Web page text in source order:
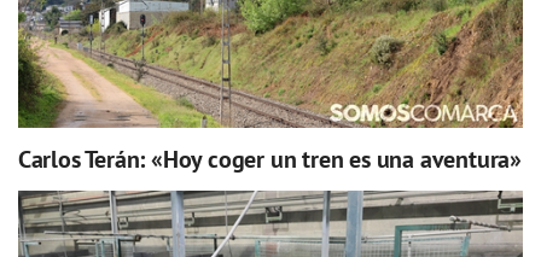
Carlos Terán: «Hoy coger un tren es una aventura»